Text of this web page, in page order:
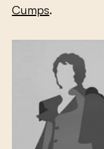
Cumps.